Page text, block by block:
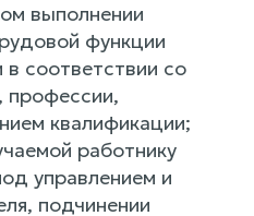
выполнении
функции
соответствии со
профессии,
квалификации;
работнику
управлением и
подчинении